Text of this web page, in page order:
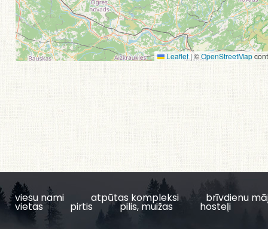
Leaflet | ©OpenStreetMap
viesu nami atpūtas kompleksi brīvdienu
vietas pirtis pilis, muižas hosteļi